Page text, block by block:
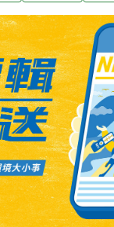
？蘇花改又遇上
蘇花公路沿線一
有南澳南溪環繞
瓜、花生等維生
落後方的武塔山
有石頭崩落。今
將從部落旁邊穿
家，只有130公尺
表示，這條路線